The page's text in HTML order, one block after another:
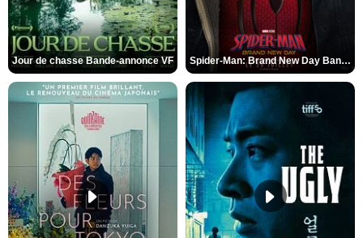
Jour de chasse Bande-annonce VF Spider-Man: Brand New Day Bande-annonce (3) VO STFR